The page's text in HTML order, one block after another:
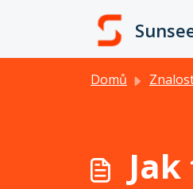
Domů Znalostní